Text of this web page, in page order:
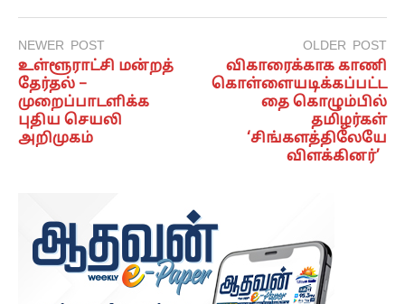
NEWER POST
உள்ளூராட்சி மன்றத்
தேர்தல் –
முறைப்பாடளிக்க
புதிய செயலி
அறிமுகம்
OLDER POST
விகாரைக்காக காணி
கொள்ளையடிக்கப்பட்ட
தை கொழும்பில்
தமிழர்கள்
‘சிங்களத்திலேயே
விளக்கினர்’